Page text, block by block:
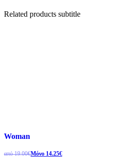
Related products subtitle
Woman
από 19.00€Μόνο 14.25€